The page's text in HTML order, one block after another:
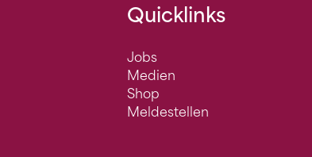
Quicklinks
Jobs
Medien
Shop
Meldestellen